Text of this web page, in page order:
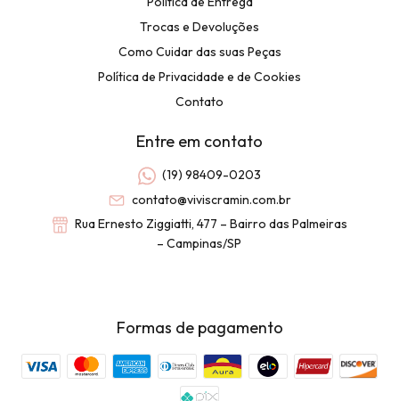
Trocas e Devoluções
Como Cuidar das suas Peças
Política de Privacidade e de Cookies
Contato
Entre em contato
(19) 98409-0203
contato@viviscramin.com.br
Rua Ernesto Ziggiatti, 477 – Bairro das Palmeiras
– Campinas/SP
Formas de pagamento